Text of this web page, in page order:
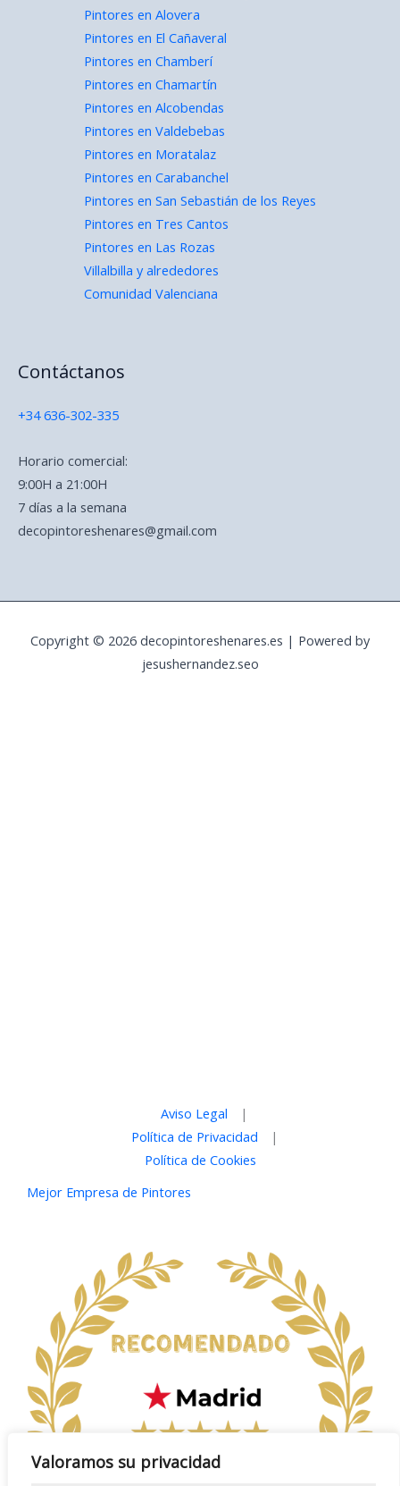
Valoramos su privacidad
Pintores en Alovera
Pintores en El Cañaveral
Pintores en Chamberí
Pintores en Chamartín
Pintores en Alcobendas
Pintores en Valdebebas
Pintores en Moratalaz
Pintores en Carabanchel
Pintores en San Sebastián de los Reyes
Pintores en Tres Cantos
Pintores en Las Rozas
Villalbilla y alrededores
Comunidad Valenciana
Contáctanos
+34 636-302-335
Horario comercial:
9:00H a 21:00H
7 días a la semana
decopintoreshenares@gmail.com
Copyright © 2026 decopintoreshenares.es | Powered by
jesushernandez.seo
Aviso Legal
|
Política de Privacidad
|
Política de Cookies
Mejor Empresa de Pintores